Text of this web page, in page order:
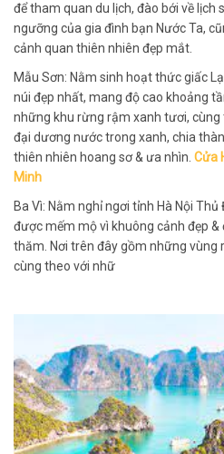
để tham quan du lịch, đào bới về lịch
ngưỡng của gia đình bạn Nước Ta,
cảnh quan thiên nhiên đẹp mắt.
Mẫu Sơn: Nằm sinh hoạt thức giấc
núi đẹp nhất, mang độ cao khoảng
những khu rừng rậm xanh tươi,
đại dương nước trong xanh, chia
thiên nhiên hoang sơ & ưa nhìn. Cửa
Minh
Ba Vì: Nằm nghỉ ngơi tỉnh Hà Nội
được mếm mộ vì khuông cảnh đẹp &
thăm. Nơi trên đây gồm những vùng
cùng theo với nhữ